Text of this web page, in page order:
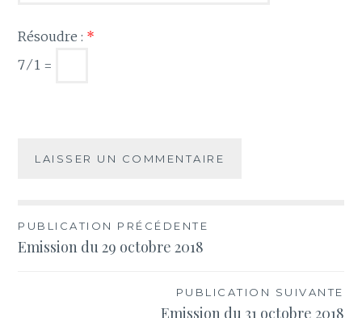
Résoudre : *
7 ⁄ 1 =
Navigation
de
PUBLICATION PRÉCÉDENTE
Emission du 29 octobre 2018
PUBLICATION SUIVANTE
Emission du 31 octobre 2018